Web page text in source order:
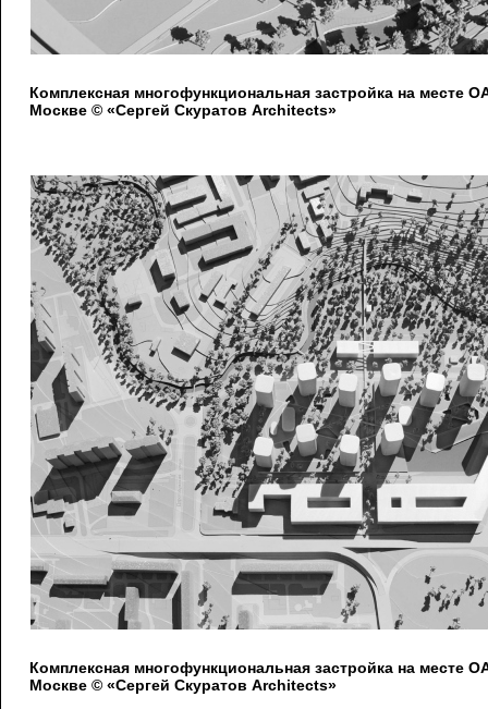
Комплексная многофункциональная застройка на месте
Москве © «Сергей Скуратов Architects»
Комплексная многофункциональная застройка на месте
Москве © «Сергей Скуратов Architects»